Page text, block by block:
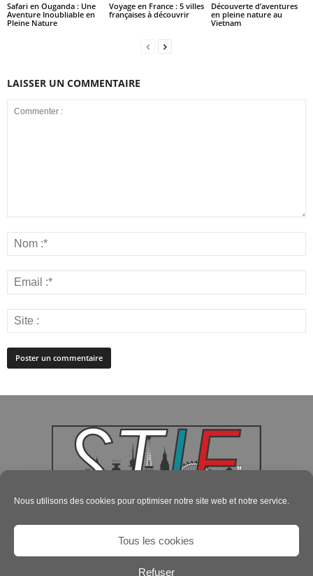
Nous utilisons des cookies pour optimiser notre site web et notre service.
Tous les cookies
Refuser
Safari en Ouganda : Une
Aventure Inoubliable en
Pleine Nature
Voyage en France : 5 villes
françaises à découvrir
Découverte d’aventures
en pleine nature au
Vietnam
LAISSER UN COMMENTAIRE